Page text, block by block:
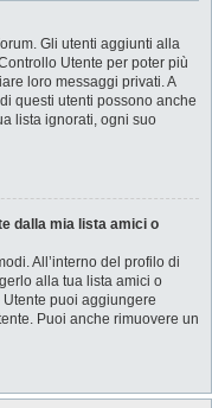
Gli utenti aggiunti alla
Utente per poter più
loro messaggi privati. A
questi utenti possono anche
lista ignorati, ogni suo
dalla mia lista amici o
All’interno del profilo di
alla tua lista amici o
puoi aggiungere
Puoi anche rimuovere un